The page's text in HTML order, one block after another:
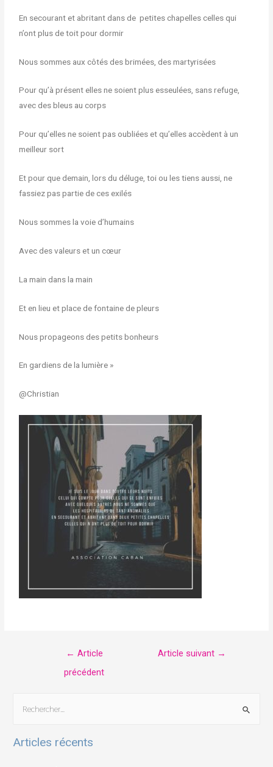
En secourant et abritant dans de petites chapelles celles qui
n’ont plus de toit pour dormir
Nous sommes aux côtés des brimées, des martyrisées
Pour qu’à présent elles ne soient plus esseulées, sans refuge,
avec des bleus au corps
Pour qu’elles ne soient pas oubliées et qu’elles accèdent à un
meilleur sort
Et pour que demain, lors du déluge, toi ou les tiens aussi, ne
fassiez pas partie de ces exilés
Nous sommes la voie d’humains
Avec des valeurs et un cœur
La main dans la main
Et en lieu et place de fontaine de pleurs
Nous propageons des petits bonheurs
En gardiens de la lumière »
@Christian
← Article
précédent
Article suivant →
Articles récents